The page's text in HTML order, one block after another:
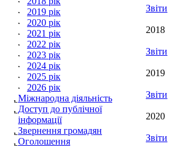
2019 рік
2020 рік
2021 рік
2022 рік
2023 рік
2024 рік
2025 рік
2026 рік
Міжнародна діяльність
Доступ до публічної
інформації
Звернення громадян
Оголошення
Звіти
2018
Звіти
2019
Звіти
2020
Звіти